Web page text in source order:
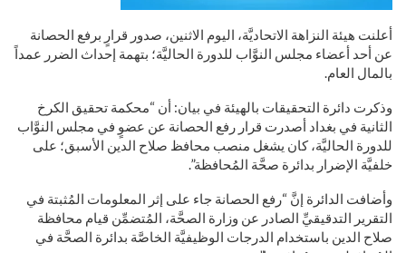
أعلنت هيئة النزاهة الاتحاديَّة، اليوم الاثنين، صدور قرارٍ برفع الحصانة
عن أحد أعضاء مجلس النوَّاب للدورة الحاليَّة؛ بتهمة إحداث الضرر عمداً
بالمال العام.
وذكرت دائرة التحقيقات بالهيئة في بيان: أن “محكمة تحقيق الكرخ
الثانية في بغداد أصدرت قرار رفع الحصانة عن عضوٍ في مجلس النوَّاب
للدورة الحاليَّة، كان يشغل منصب محافظ صلاح الدين الأسبق؛ على
خلفيَّة الإضرار بدائرة صحَّة المُحافظة”.
وأضافت الدائرة إنَّ “رفع الحصانة جاء على إثر المعلومات المُثبتة في
التقرير التدقيقيِّ الصادر عن وزارة الصحَّة، المُتضمِّن قيام محافظة
صلاح الدين باستخدام الدرجات الوظيفيَّة الخاصَّة بدائرة الصحَّة في